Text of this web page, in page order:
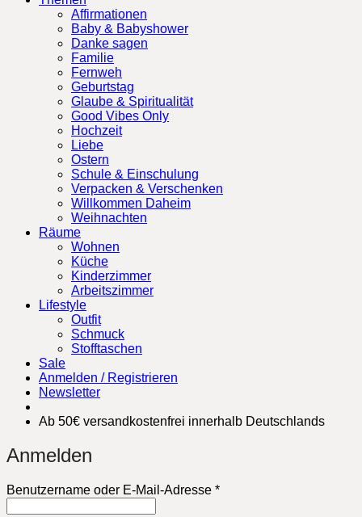
Affirmationen
Baby & Babyshower
Danke sagen
Familie
Fernweh
Geburtstag
Glaube & Spiritualität
Good Vibes Only
Hochzeit
Liebe
Ostern
Schule & Einschulung
Verpacken & Verschenken
Willkommen Daheim
Weihnachten
Räume
Wohnen
Küche
Kinderzimmer
Arbeitszimmer
Lifestyle
Outfit
Schmuck
Stofftaschen
Sale
Anmelden / Registrieren
Newsletter
Ab 50€ versandkostenfrei innerhalb Deutschlands
Anmelden
Benutzername oder E-Mail-Adresse *Erforderlich